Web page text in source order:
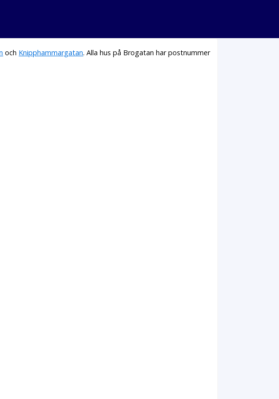
och Knipphammargatan. Alla hus på Brogatan har postnummer